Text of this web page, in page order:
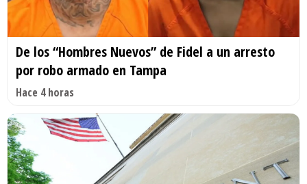
De los “Hombres Nuevos” de Fidel a un arresto
por robo armado en Tampa
Hace 4 horas